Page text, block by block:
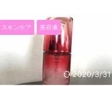
げ第一位になっていたり、毎年フ
ァッショ ...
お気に入りなんです！ クセがな
くて、飲みやすくて美味しくて
近所に住んでたら毎日飲みたいで
すね(￣▽￣)笑 ベンチで飲むのも
いいなぁ〜（≧∇≦） 私が行った時
お客さんが3人並んでて、 買った
スキンケア 美容液
2020/3/31